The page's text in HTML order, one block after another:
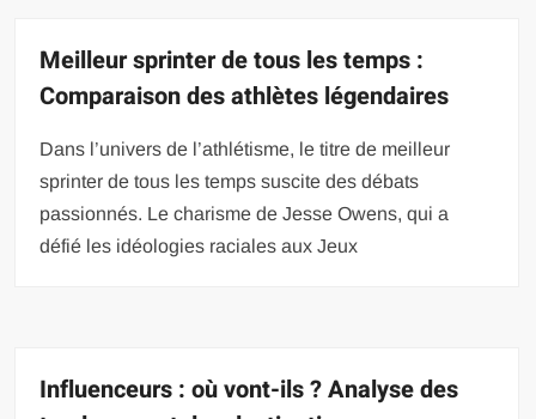
Meilleur sprinter de tous les temps :
Comparaison des athlètes légendaires
Dans l’univers de l’athlétisme, le titre de meilleur
sprinter de tous les temps suscite des débats
passionnés. Le charisme de Jesse Owens, qui a
défié les idéologies raciales aux Jeux
Influenceurs : où vont-ils ? Analyse des